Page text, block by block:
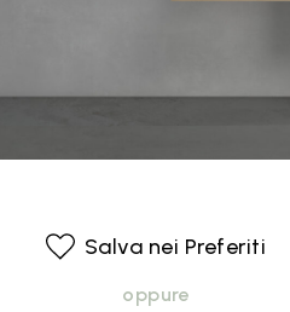
Salva nei Preferiti
oppure